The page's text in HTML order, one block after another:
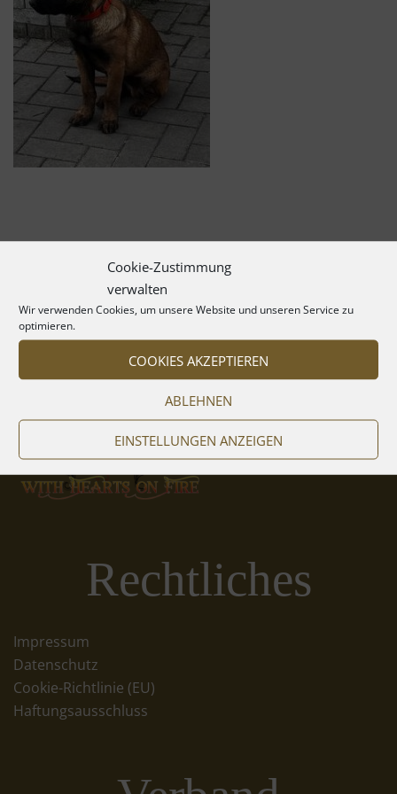
Cookie-Zustimmung
verwalten
Wir verwenden Cookies, um unsere Website und unseren Service zu
optimieren.
COOKIES AKZEPTIEREN
ABLEHNEN
EINSTELLUNGEN ANZEIGEN
Rechtliches
Impressum
Datenschutz
Cookie-Richtlinie (EU)
Haftungsausschluss